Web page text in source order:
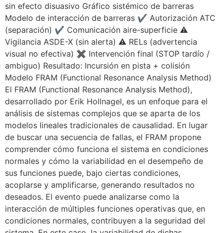
sin efecto disuasivo Gráfico sistémico de barreras
Modelo de interacción de barreras ✔ Autorización ATC
(separación) ✔ Comunicación aire-superficie ⚠
Vigilancia ASDE-X (sin alerta) ⚠ RELs (advertencia
visual no efectiva) ✖ Intervención final (STOP tardío /
ambiguo) Resultado: Incursión en pista + colisión
Modelo FRAM (Functional Resonance Analysis Method)
El FRAM (Functional Resonance Analysis Method),
desarrollado por Erik Hollnagel, es un enfoque para el
análisis de sistemas complejos que se aparta de los
modelos lineales tradicionales de causalidad. En lugar
de buscar una secuencia de fallas, el FRAM propone
comprender cómo funciona el sistema en condiciones
normales y cómo la variabilidad en el desempeño de
sus funciones puede, bajo ciertas condiciones,
acoplarse y amplificarse, generando resultados no
deseados. El evento puede analizarse como la
interacción de múltiples funciones operativas que, en
condiciones normales, contribuyen a la seguridad del